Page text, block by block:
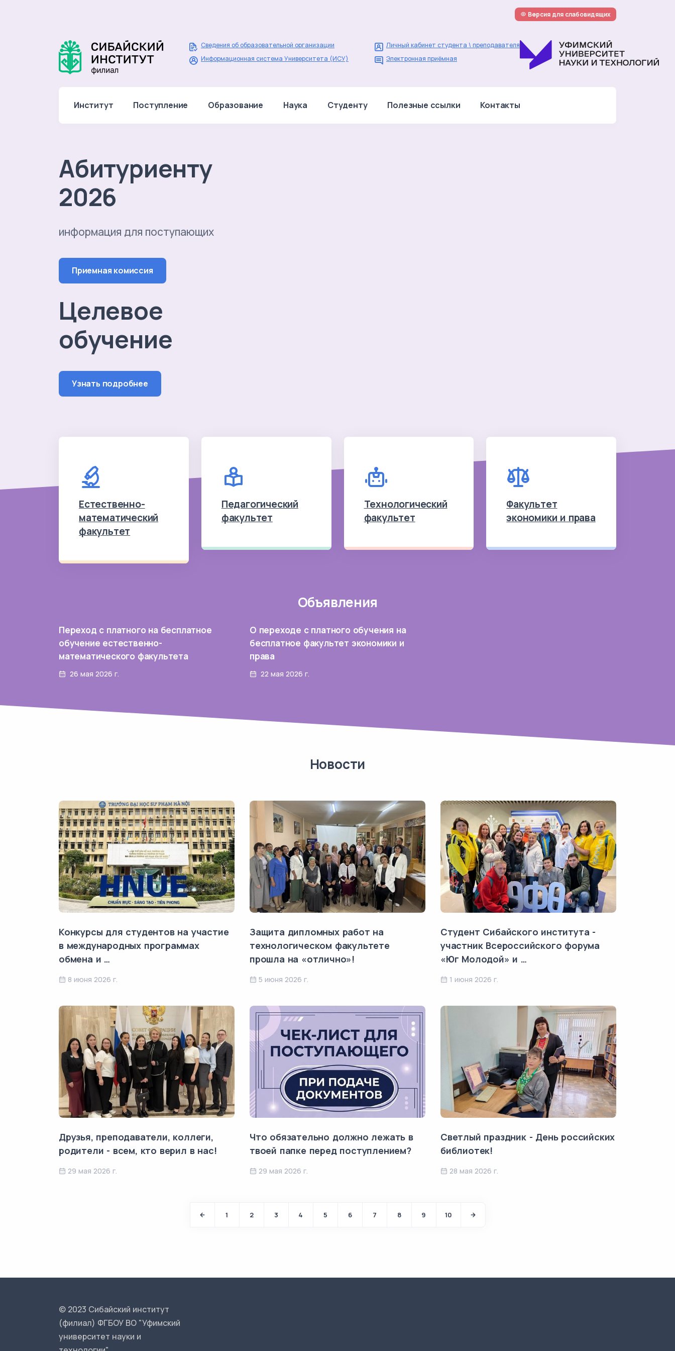
Версия для слабовидящих
Сведения об образовательной организации
Информационная система Университета (ИСУ)
Личный кабинет студента \ преподавателя
Электронная приёмная
Институт Поступление Образование Наука Студенту Полезные ссылки Контакты
Абитуриенту
2026
информация для поступающих
Приемная комиссия
Целевое
обучение
Узнать подробнее
Естественно-
математический
факультет
Педагогический
факультет
Технологический
факультет
Факультет
экономики и права
Объявления
Переход с платного на бесплатное
обучение естественно-
математического факультета
26 мая 2026 г.
О переходе с платного обучения на
бесплатное факультет экономики и
права
22 мая 2026 г.
Новости
Конкурсы для студентов на участие
в международных программах
обмена и …
8 июня 2026 г.
Защита дипломных работ на
технологическом факультете
прошла на «отлично»!
5 июня 2026 г.
Студент Сибайского института -
участник Всероссийского форума
«Юг Молодой» и …
1 июня 2026 г.
Друзья, преподаватели, коллеги,
родители - всем, кто верил в нас!
29 мая 2026 г.
Что обязательно должно лежать в
твоей папке перед поступлением?
29 мая 2026 г.
Светлый праздник - День российских
библиотек!
28 мая 2026 г.
1 2 3 4 5 6 7 8 9 10
© 2023 Сибайский институт
(филиал) ФГБОУ ВО "Уфимский
университет науки и